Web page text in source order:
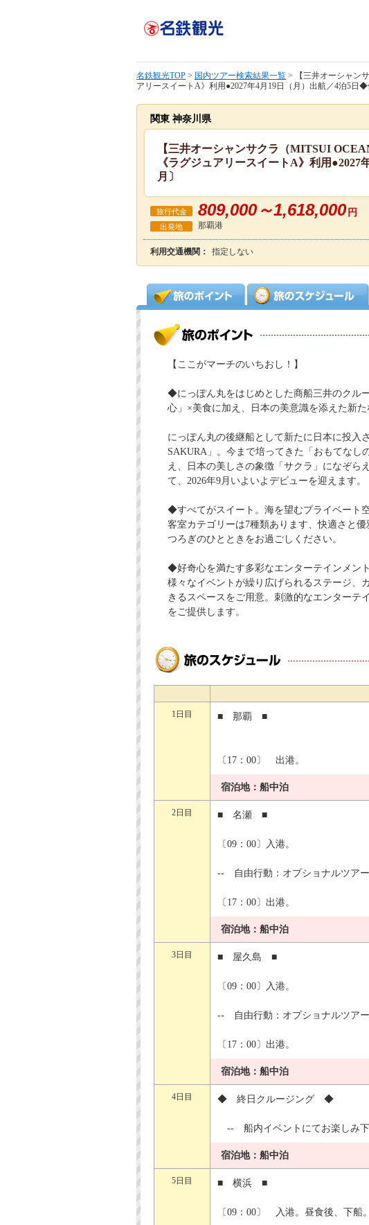
名鉄観光TOP > 国内ツアー検索結果一覧 > 【三井オーシャン
アリースイートA》利用●2027年4月19日（月）出航／4泊5日
関東 神奈川県
【三井オーシャンサクラ（MITSUI
《ラグジュアリースイートA》利用
月〕
旅行代金 809,000～1,618,000 円
出発地 那覇港
利用交通機関： 指定しない
【ここがマーチのいちおし！】
◆にっぽん丸をはじめとした商船三井のクル
心」×美食に加え、日本の美意識を添えた新
にっぽん丸の後継船として新たに日本に投入
SAKURA」。今まで培ってきた「おもてなし
え、日本の美しさの象徴「サクラ」になぞら
て、2026年9月いよいよデビューを迎えます。
◆すべてがスイート。海を望むプライベート
客室カテゴリーは7種類あります、快適さと
つろぎのひとときをお過ごしください。
◆好奇心を満たす多彩なエンターテインメント
様々なイベントが繰り広げられるステージ、
きるスペースをご用意。刺激的なエンターテ
をご提供します。
1日目 ■ 那覇 ■
〔17：00〕 出港。
宿泊地：船中泊
2日目 ■ 名瀬 ■
〔09：00〕入港。
-- 自由行動：オプショナルツア
〔17：00〕出港。
宿泊地：船中泊
3日目 ■ 屋久島 ■
〔09：00〕入港。
-- 自由行動：オプショナルツア
〔17：00〕出港。
宿泊地：船中泊
4日目 ◆ 終日クルージング ◆
-- 船内イベントにてお楽しみ
宿泊地：船中泊
5日目 ■ 横浜 ■
〔09：00〕 入港。昼食後、下船。